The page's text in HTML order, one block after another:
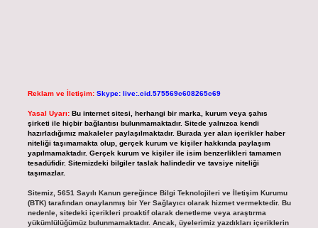
Reklam ve İletişim: Skype: live:.cid.575569c608265c69
Yasal Uyarı: Bu internet sitesi, herhangi bir marka, kurum veya şahıs
şirketi ile hiçbir bağlantısı bulunmamaktadır. Sitede yalnızca kendi
hazırladığımız makaleler paylaşılmaktadır. Burada yer alan içerikler haber
niteliği taşımamakta olup, gerçek kurum ve kişiler hakkında paylaşım
yapılmamaktadır. Gerçek kurum ve kişiler ile isim benzerlikleri tamamen
tesadüfidir. Sitemizdeki bilgiler taslak halindedir ve tavsiye niteliği
taşımazlar.
Sitemiz, 5651 Sayılı Kanun gereğince Bilgi Teknolojileri ve İletişim Kurumu
(BTK) tarafından onaylanmış bir Yer Sağlayıcı olarak hizmet vermektedir. Bu
nedenle, sitedeki içerikleri proaktif olarak denetleme veya araştırma
yükümlülüğümüz bulunmamaktadır. Ancak, üyelerimiz yazdıkları içeriklerin